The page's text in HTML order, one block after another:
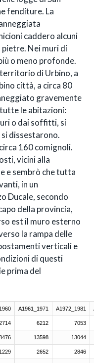
fenditure. La
caddero alcuni
Nei muri di
o meno profonde.
territorio di Urbino, a
città, a circa 80
gravemente
le abitazioni:
o dai soffitti, si
dissestarono.
160 comignoli.
vicini alla
e sembrò che tutta
in un
Ducale, secondo
della provincia,
est il muro esterno
la rampa delle
verticali e
di questi
prima del
A1961_1971 A1972_1981
6212 7053
13598 13044
1229 2652 2846